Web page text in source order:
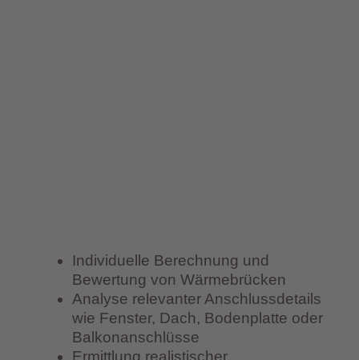
Individuelle Berechnung und
Bewertung von Wärmebrücken
Analyse relevanter Anschlussdetails
wie Fenster, Dach, Bodenplatte oder
Balkonanschlüsse
Ermittlung realistischer